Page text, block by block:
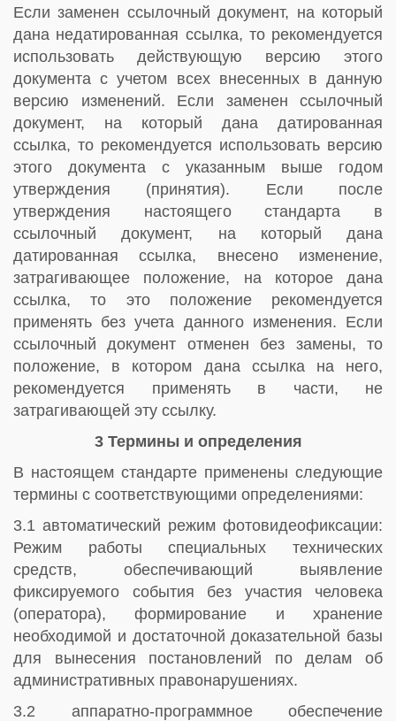
Если заменен ссылочный документ, на который
дана недатированная ссылка, то рекомендуется
использовать действующую версию этого
документа с учетом всех внесенных в данную
версию изменений. Если заменен ссылочный
документ, на который дана датированная
ссылка, то рекомендуется использовать версию
этого документа с указанным выше годом
утверждения (принятия). Если после
утверждения настоящего стандарта в
ссылочный документ, на который дана
датированная ссылка, внесено изменение,
затрагивающее положение, на которое дана
ссылка, то это положение рекомендуется
применять без учета данного изменения. Если
ссылочный документ отменен без замены, то
положение, в котором дана ссылка на него,
рекомендуется применять в части, не
затрагивающей эту ссылку.
3 Термины и определения
В настоящем стандарте применены следующие
термины с соответствующими определениями:
3.1 автоматический режим фотовидеофиксации:
Режим работы специальных технических
средств, обеспечивающий выявление
фиксируемого события без участия человека
(оператора), формирование и хранение
необходимой и достаточной доказательной базы
для вынесения постановлений по делам об
административных правонарушениях.
3.2 аппаратно-программное обеспечение